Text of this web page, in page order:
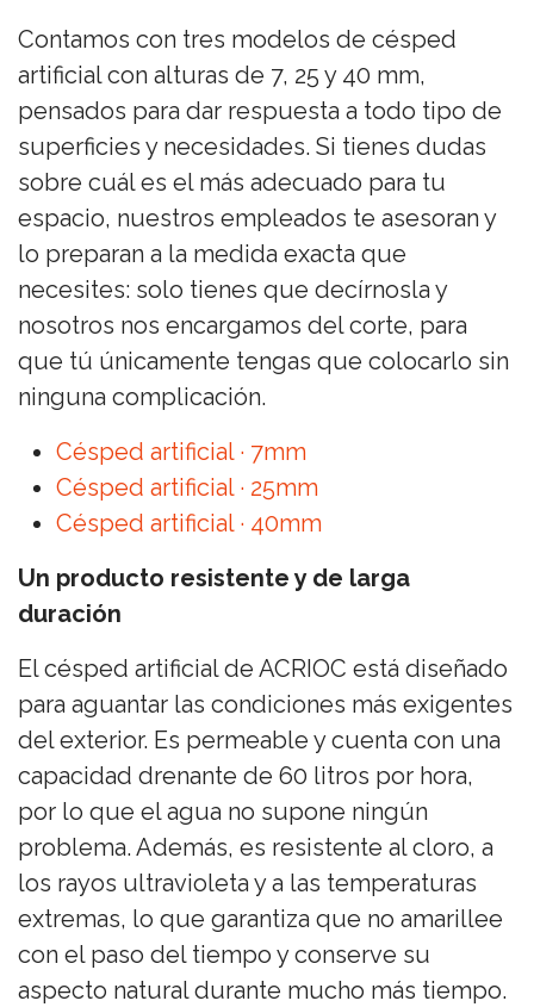
Contamos con tres modelos de césped
artificial con alturas de 7, 25 y 40 mm,
pensados para dar respuesta a todo tipo de
superficies y necesidades. Si tienes dudas
sobre cuál es el más adecuado para tu
espacio, nuestros empleados te asesoran y
lo preparan a la medida exacta que
necesites: solo tienes que decírnosla y
nosotros nos encargamos del corte, para
que tú únicamente tengas que colocarlo sin
ninguna complicación.
Césped artificial · 7mm
Césped artificial · 25mm
Césped artificial · 40mm
Un producto resistente y de larga
duración
El césped artificial de ACRIOC está diseñado
para aguantar las condiciones más exigentes
del exterior. Es permeable y cuenta con una
capacidad drenante de 60 litros por hora,
por lo que el agua no supone ningún
problema. Además, es resistente al cloro, a
los rayos ultravioleta y a las temperaturas
extremas, lo que garantiza que no amarillee
con el paso del tiempo y conserve su
aspecto natural durante mucho más tiempo.